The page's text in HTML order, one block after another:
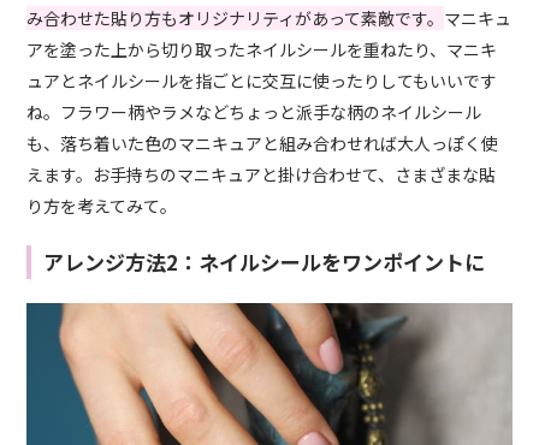
み合わせた貼り方もオリジナリティがあって素敵です。 マニキュ
アを塗った上から切り取ったネイルシールを重ねたり、マニキ
ュアとネイルシールを指ごとに交互に使ったりしてもいいです
ね。フラワー柄やラメなどちょっと派手な柄のネイルシール
も、落ち着いた色のマニキュアと組み合わせれば大人っぽく使
えます。お手持ちのマニキュアと掛け合わせて、さまざまな貼
り方を考えてみて。
アレンジ方法2：ネイルシールをワンポイントに